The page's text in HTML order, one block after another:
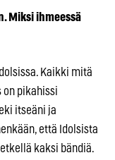
Miksi ihmeessä
Kaikki mitä
on pikahissi
itseäni ja
että Idolsista
kaksi bändiä.